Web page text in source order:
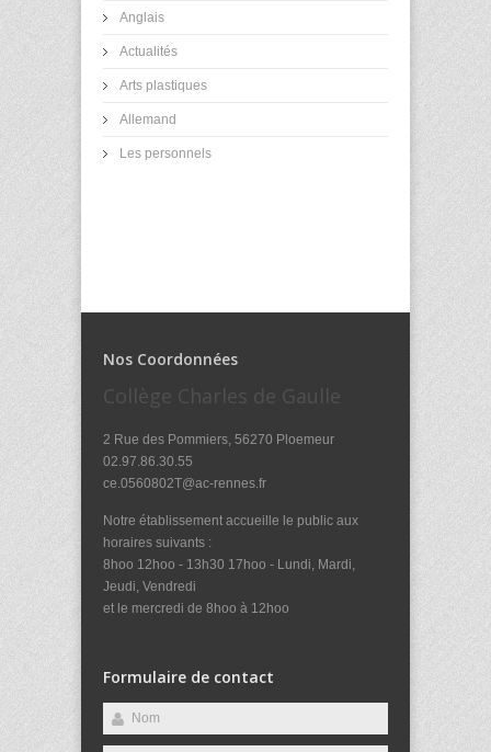
Anglais
Actualités
Arts plastiques
Allemand
Les personnels
Nos Coordonnées
Collège Charles de Gaulle
2 Rue des Pommiers, 56270 Ploemeur
02.97.86.30.55
ce.0560802T@ac-rennes.fr
Notre établissement accueille le public aux
horaires suivants :
8hoo 12hoo - 13h30 17hoo - Lundi, Mardi,
Jeudi, Vendredi
et le mercredi de 8hoo à 12hoo
Formulaire de contact